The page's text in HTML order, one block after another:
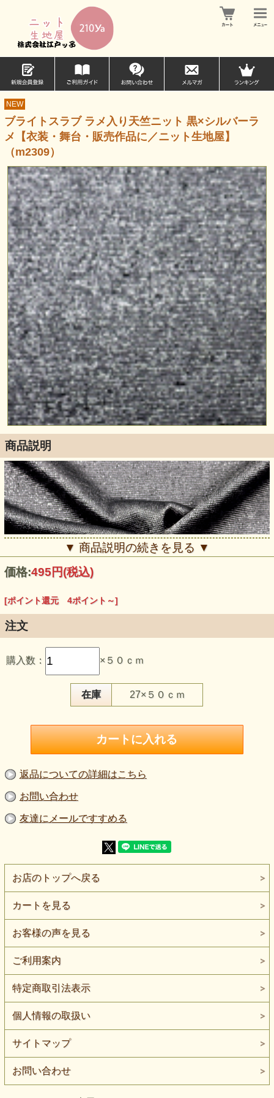
NEW
ブライトスラブ ラメ入り天竺ニット 黒×シルバーラ
メ【衣装・舞台・販売作品に／ニット生地屋】
（m2309）
商品説明
【品 番】m2309
【商品名】ブライトスラブ ラメ入り天竺ニット 黒×シルバー
ラメ
【価 格】４５０円＋消費税（５０cm単位）
【素 材】レーヨン：１００％
【生地巾】約１２５ｃｍ巾
【販売単位】５０cm単位になります。
【生地の伸び】ヨコ方向に伸びる（タテはほぼ伸びない）
【風合い】ややハリがありつつも柔らかく、ドレープの出や
すいスラブ天竺。ラメ糸の艶が上品で、光を受けて美しく輝
きます。
【ネコポス】１.５mまで対応可能。
深みのあるブラックに、シルバーラメがきらめくブライトス
ラブ天竺ニット。
シンプルながらも存在感のある素材で、舞台衣装・販売作
品・小物製作など幅広いシーンに活躍します。
光沢は強すぎず、上品な輝きが照明や自然光の下で柔らかく
黒地なので、モード系や和洋折衷スタイルにも合わせやすい
一枚です。
【よくある質問】
Q. 家庭用ミシンで縫えますか？
A. はい。ニット用針（#11〜#14）をお使いください。伸縮
ステッチまたは細かめジグザグで仕上がりがきれいです。
Q. 衣装用にも使えますか？
A. はい。照明映えするため、よさこい・ステージ衣装・ダ
ンスウェアなどにも最適です。
Q. お洗濯は可能ですか？
▼ 商品説明の続きを見る ▼
価格:495円(税込)
[ポイント還元 4ポイント～]
注文
購入数： ×５０ｃｍ
在庫 27×５０ｃｍ
返品についての詳細はこちら
お問い合わせ
友達にメールですすめる
お店のトップへ戻る
カートを見る
お客様の声を見る
ご利用案内
特定商取引法表示
個人情報の取扱い
サイトマップ
お問い合わせ